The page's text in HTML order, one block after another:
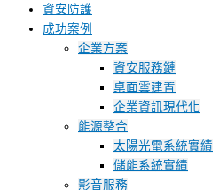
資安防護
成功案例
企業方案
資安服務鏈
桌面雲建置
企業資訊現代化
能源整合
太陽光電系統實績
儲能系統實績
影音服務